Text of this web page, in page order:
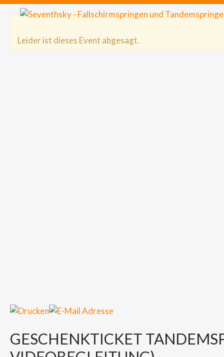
Leider ist dieses Event abgesagt.
GESCHENKTICKET